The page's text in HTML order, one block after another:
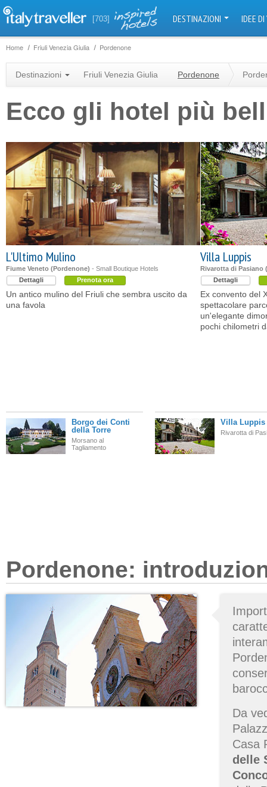
[703] DESTINAZIONI IDEE
Home Friuli Venezia Giulia Pordenone
Destinazioni Friuli Venezia Giulia Pordenone
Ecco gli hotel più
L'Ultimo Mulino
Fiume Veneto (Pordenone) - Small Boutique Hotels
Dettagli
Prenota ora
Un antico mulino del Friuli che sembra uscito da
una favola
Villa Luppis
Rivarotta di Pasiano
Dettagli
Ex convento del
spettacolare
un'elegante
pochi chilometri
Borgo dei Conti
della Torre
Morsano al
Tagliamento
Villa Luppis
Rivarotta di
Pordenone:
Da
Casa
delle